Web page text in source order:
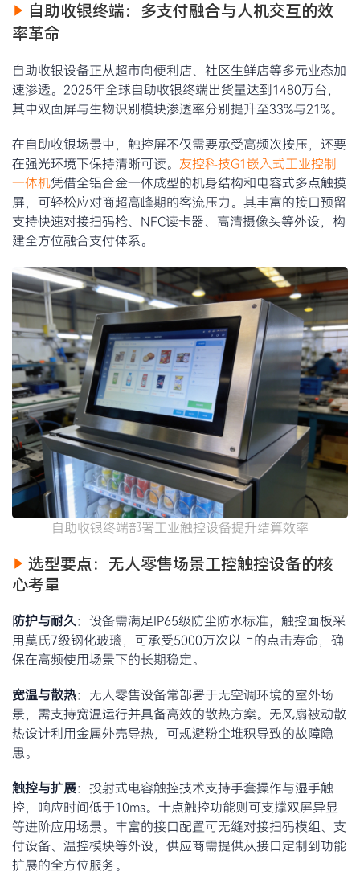
自助收银终端：多支付融合与人机交互的效
率革命
自助收银设备正从超市向便利店、社区生鲜店等多元业态加
速渗透。2025年全球自助收银终端出货量达到1480万台，
其中双面屏与生物识别模块渗透率分别提升至33%与21%。
在自助收银场景中，触控屏不仅需要承受高频次按压，还要
在强光环境下保持清晰可读。 友控科技G1嵌入式工业控制
一体机凭借全铝合金一体成型的机身结构和电容式多点触摸
屏，可轻松应对商超高峰期的客流压力。其丰富的接口预留
支持快速对接扫码枪、NFC读卡器、高清摄像头等外设，构
建全方位融合支付体系。
自助收银终端部署工业触控设备提升结算效率
选型要点：无人零售场景工控触控设备的核
心考量
防护与耐久：设备需满足IP65级防尘防水标准，触控面板采
用莫氏7级钢化玻璃，可承受5000万次以上的点击寿命，确
保在高频使用场景下的长期稳定。
宽温与散热：无人零售设备常部署于无空调环境的室外场
景，需支持宽温运行并具备高效的散热方案。无风扇被动散
热设计利用金属外壳导热，可规避粉尘堆积导致的故障隐
患。
触控与扩展：投射式电容触控技术支持手套操作与湿手触
控，响应时间低于10ms。十点触控功能则可支撑双屏异显
等进阶应用场景。丰富的接口配置可无缝对接扫码模组、支
付设备、温控模块等外设，供应商需提供从接口定制到功能
扩展的全方位服务。